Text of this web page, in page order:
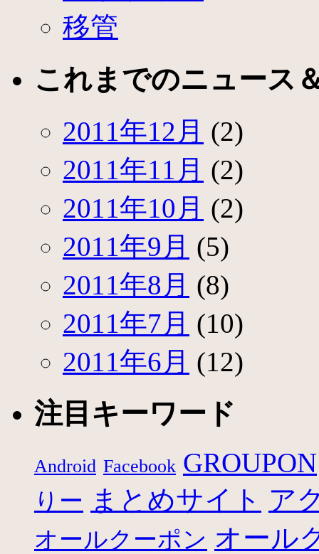
移管
これまでのニュース
2011年12月 (2)
2011年11月 (2)
2011年10月 (2)
2011年9月 (5)
2011年8月 (8)
2011年7月 (10)
2011年6月 (12)
注目キーワード
Android Facebook GROUPON
りー まとめサイト ア
オールクーポン オール